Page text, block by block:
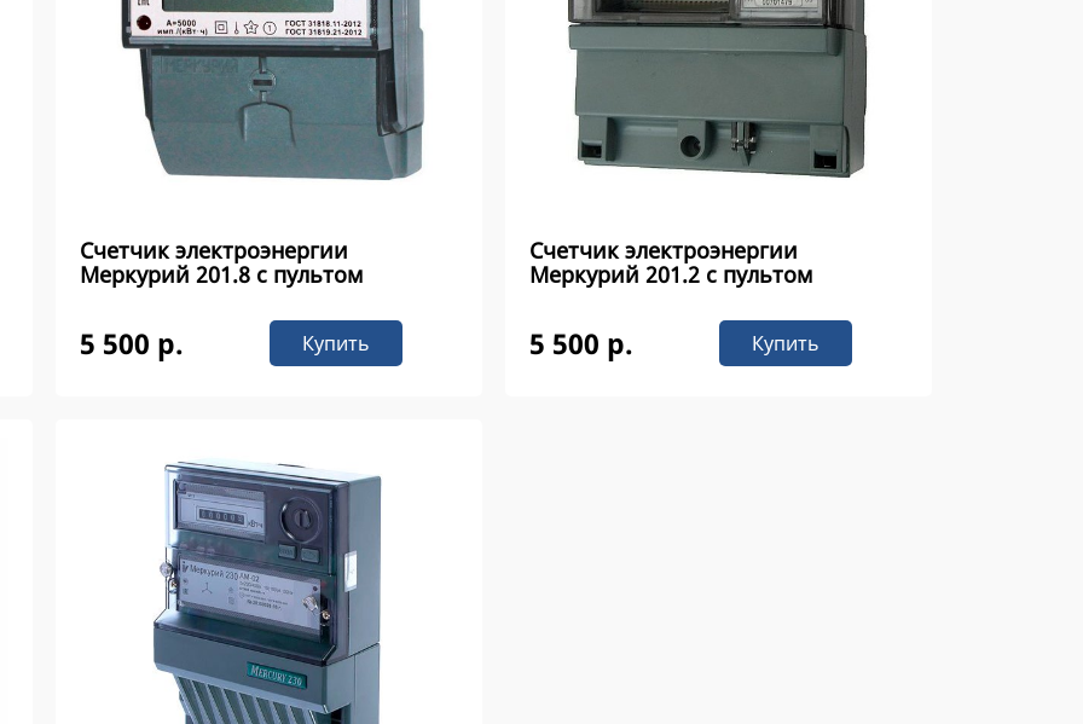
Счетчик электроэнергии
Меркурий 201.8 с пультом
5 500 р. Купить
Счетчик электроэнергии
Меркурий 201.2 с пультом
5 500 р. Купить